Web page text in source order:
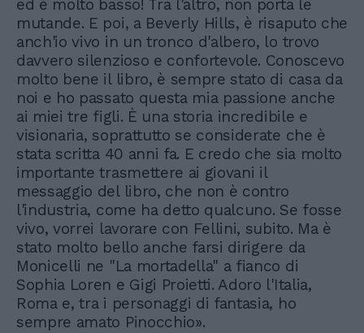
ed è molto basso! Tra l'altro, non porta le
mutande. E poi, a Beverly Hills, è risaputo che
anch'io vivo in un tronco d'albero, lo trovo
davvero silenzioso e confortevole. Conoscevo
molto bene il libro, è sempre stato di casa da
noi e ho passato questa mia passione anche
ai miei tre figli. È una storia incredibile e
visionaria, soprattutto se considerate che è
stata scritta 40 anni fa. E credo che sia molto
importante trasmettere ai giovani il
messaggio del libro, che non è contro
l'industria, come ha detto qualcuno. Se fosse
vivo, vorrei lavorare con Fellini, subito. Ma è
stato molto bello anche farsi dirigere da
Monicelli ne "La mortadella" a fianco di
Sophia Loren e Gigi Proietti. Adoro l'Italia,
Roma e, tra i personaggi di fantasia, ho
sempre amato Pinocchio».